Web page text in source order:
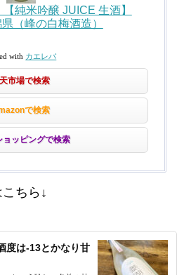
純米吟醸 JUICE 生酒】
（峰の白梅酒造）
with カエレバ
市場で検索
で検索
ョッピングで検索
ちら↓
度は-13とかなり甘